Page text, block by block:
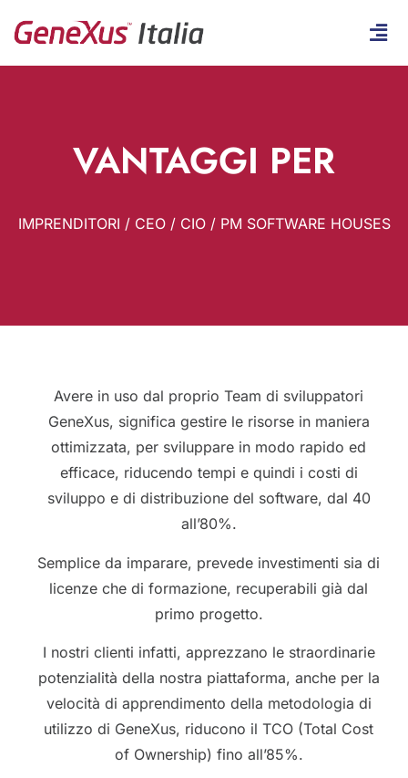
VANTAGGI PER
IMPRENDITORI / CEO / CIO / PM SOFTWARE HOUSES
Avere in uso dal proprio Team di sviluppatori
GeneXus, significa gestire le risorse in maniera
ottimizzata, per sviluppare in modo rapido ed
efficace, riducendo tempi e quindi i costi di
sviluppo e di distribuzione del software, dal 40
all’80%.
Semplice da imparare, prevede investimenti sia di
licenze che di formazione, recuperabili già dal
primo progetto.
I nostri clienti infatti, apprezzano le straordinarie
potenzialità della nostra piattaforma, anche per la
velocità di apprendimento della metodologia di
utilizzo di GeneXus, riducono il TCO (Total Cost
of Ownership) fino all’85%.